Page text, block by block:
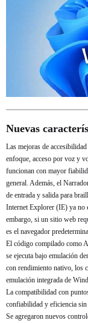
Nuevas
Las mejoras de
enfoque, acceso por voz y
funcionan con mayor
general. Además, el
de entrada y salida para
Internet Explorer (IE) ya no
embargo, si un sitio web
es el navegador
El código compilado como
se ejecuta bajo emulación
con rendimiento nativo, los
emulación integrada de
La compatibilidad con
confiabilidad y eficiencia sin
Se agregaron nuevos